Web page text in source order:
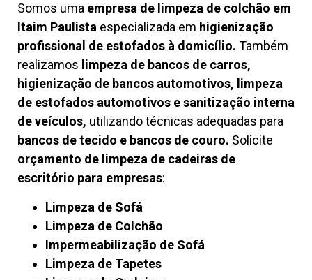
Somos uma empresa de limpeza de colchão em
Itaim Paulista especializada em higienização
profissional de estofados à domicílio. Também
realizamos limpeza de bancos de carros,
higienização de bancos automotivos, limpeza
de estofados automotivos e sanitização interna
de veículos, utilizando técnicas adequadas para
bancos de tecido e bancos de couro. Solicite
orçamento de limpeza de cadeiras de
escritório para empresas:
Limpeza de Sofá
Limpeza de Colchão
Impermeabilização de Sofá
Limpeza de Tapetes